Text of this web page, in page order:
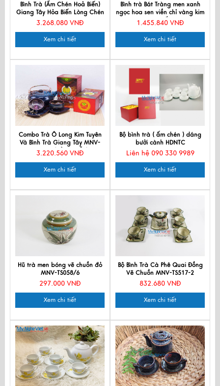
Bình Trà (Ấm Chén Hoả Biến)
Giang Tây Hỏa Biến Lòng Chén
3D MNV-TS575-2
3.268.080 VNĐ
Xem chi tiết
Bình trà Bát Tràng men xanh
ngọc hoa sen viền chỉ vàng kim
cao cấp
1.455.840 VNĐ
Xem chi tiết
Combo Trà Ô Long Kim Tuyên
Và Bình Trà Giang Tây MNV-
CBBT01 (HÀNG ĐẶT)
3.220.560 VNĐ
Xem chi tiết
Bộ bình trà ( ấm chén ) dáng
bưởi cành HDNTC
Liên hệ 090 330 9989
Xem chi tiết
Hũ trà men bóng vẽ chuồn đỏ
MNV-TS058/6
297.000 VNĐ
Xem chi tiết
Bộ Bình Trà Cà Phê Quai Đồng
Vẽ Chuồn MNV-TS517-2
832.680 VNĐ
Xem chi tiết